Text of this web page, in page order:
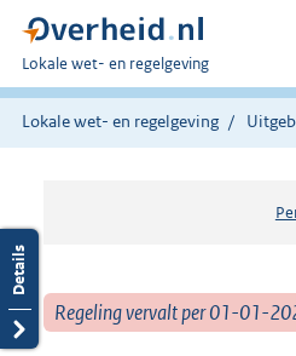
U
bent
hier:
Lokale wet- en regelgeving
Lokale wet- en regelgeving
Regeling vervalt per 01-01-